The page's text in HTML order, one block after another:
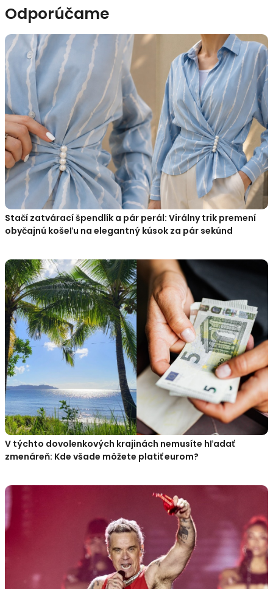
Odporúčame
Stačí zatvárací špendlík a pár perál: Virálny trik premení
obyčajnú košeľu na elegantný kúsok za pár sekúnd
V týchto dovolenkových krajinách nemusíte hľadať
zmenáreň: Kde všade môžete platiť eurom?